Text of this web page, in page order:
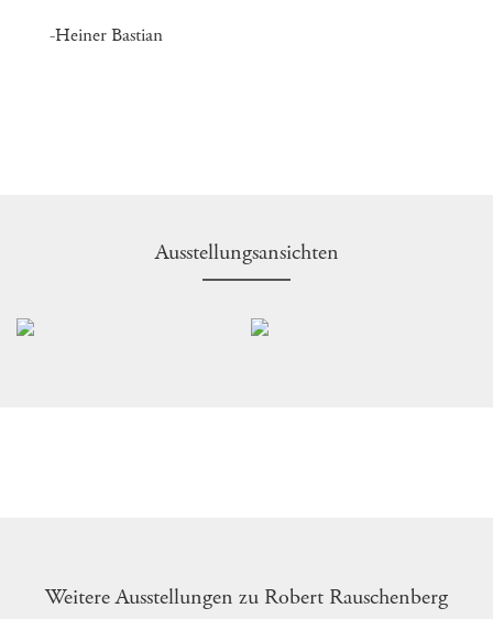
-Heiner Bastian
Ausstellungsansichten
Weitere Ausstellungen zu Robert Rauschenberg